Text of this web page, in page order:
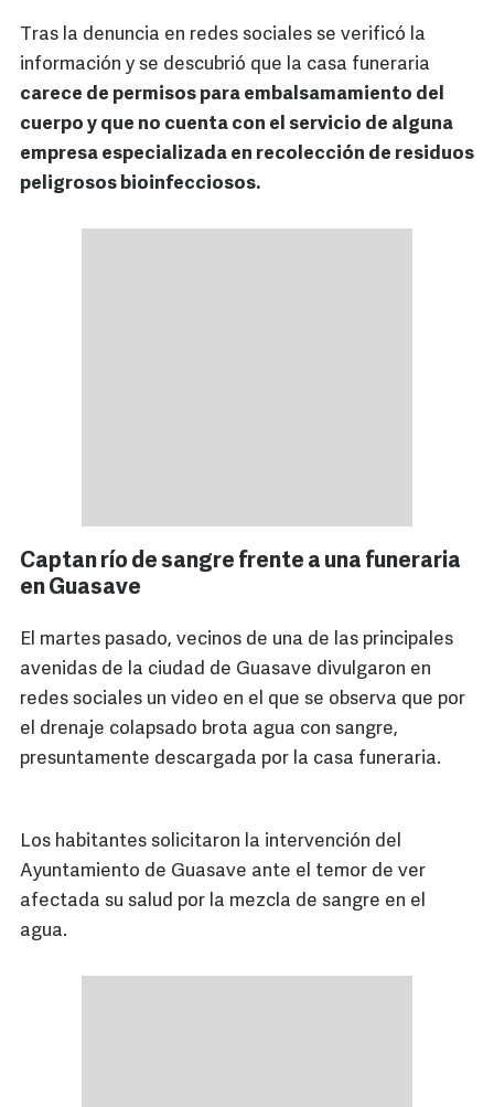
Tras la denuncia en redes sociales se verificó la
información y se descubrió que la casa funeraria
carece de permisos para embalsamamiento del
cuerpo y que no cuenta con el servicio de alguna
empresa especializada en recolección de residuos
peligrosos bioinfecciosos.
Captan río de sangre frente a una funeraria
en Guasave
El martes pasado, vecinos de una de las principales
avenidas de la ciudad de Guasave divulgaron en
redes sociales un video en el que se observa que por
el drenaje colapsado brota agua con sangre,
presuntamente descargada por la casa funeraria.
Los habitantes solicitaron la intervención del
Ayuntamiento de Guasave ante el temor de ver
afectada su salud por la mezcla de sangre en el
agua.